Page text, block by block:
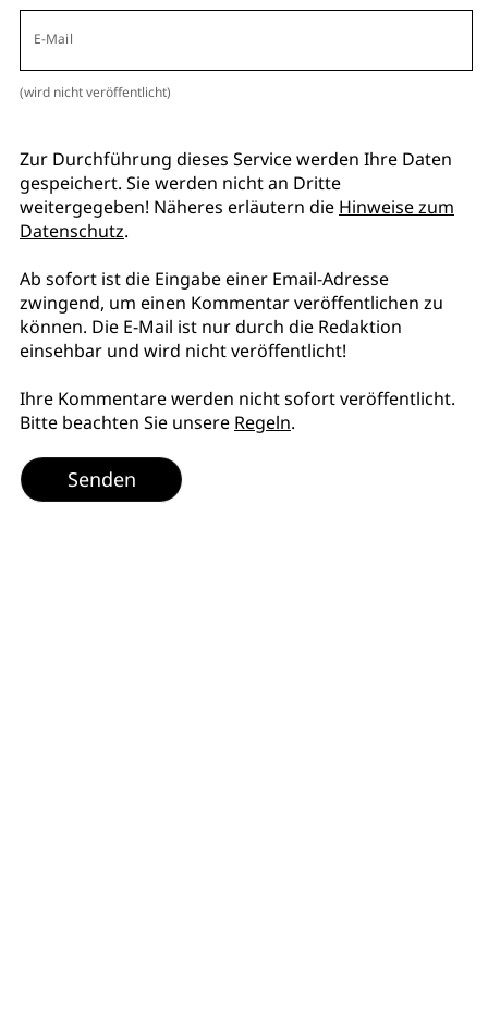
E-Mail
(wird nicht veröffentlicht)
Zur Durchführung dieses Service werden Ihre Daten
gespeichert. Sie werden nicht an Dritte
weitergegeben! Näheres erläutern die Hinweise zum
Datenschutz.
Ab sofort ist die Eingabe einer Email-Adresse
zwingend, um einen Kommentar veröffentlichen zu
können. Die E-Mail ist nur durch die Redaktion
einsehbar und wird nicht veröffentlicht!
Ihre Kommentare werden nicht sofort veröffentlicht.
Bitte beachten Sie unsere Regeln.
Senden